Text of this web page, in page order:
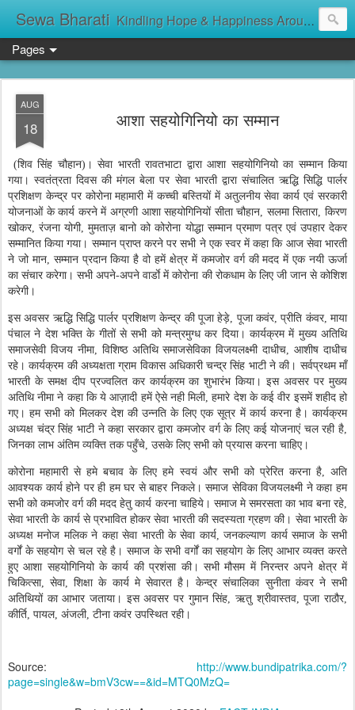
Sewa Bharati Kindling Hope & Happiness Around सेवा भारती சேவாபாரதி సేవా భారతి സേവാഭാരതി સેવા ભારતી সেবা ভাঁরাটি
Pages
AUG
18 आशा सहयोगिनियो का सम्मान
(शिव सिंह चौहान)। सेवा भारती रावतभाटा द्वारा आशा सहयोगिनियो का सम्मान किया
गया। स्वतंत्रता दिवस की मंगल बेला पर सेवा भारती द्वारा संचालित ऋद्धि सिद्धि पार्लर
प्रशिक्षण केन्द्र पर कोरोना महामारी में कच्ची बस्तियों में अतुलनीय सेवा कार्य एवं सरकारी
योजनाओं के कार्य करने में अग्रणी आशा सहयोगिनियों सीता चौहान, सलमा सितारा, किरण
खोकर, रंजना योगी, मुमताज़ बानो को कोरोना योद्धा सम्मान प्रमाण पत्र एवं उपहार देकर
सम्मानित किया गया। सम्मान प्राप्त करने पर सभी ने एक स्वर में कहा कि आज सेवा भारती
ने जो मान, सम्मान प्रदान किया है वो हमें क्षेत्र में कमजोर वर्ग की मदद में एक नयी ऊर्जा
का संचार करेगा। सभी अपने-अपने वार्डाे में कोरोना की रोकधाम के लिए जी जान से कोशिश
करेगी।
इस अवसर ऋद्धि सिद्धि पार्लर प्रशिक्षण केन्द्र की पूजा हेड़े, पूजा कवंर, प्रीति कंवर, माया
पंचाल ने देश भक्ति के गीतों से सभी को मन्त्रमुग्ध कर दिया। कार्यक्रम में मुख्य अतिथि
समाजसेवी विजय नीमा, विशिष्ठ अतिथि समाजसेविका विजयलक्ष्मी दाधीच, आशीष दाधीच
रहे। कार्यक्रम की अध्यक्षता ग्राम विकास अधिकारी चन्द्र सिंह भाटी ने की। सर्वप्रथम माँ
भारती के समक्ष दीप प्रज्वलित कर कार्यक्रम का शुभारंभ किया। इस अवसर पर मुख्य
अतिथि नीमा ने कहा कि ये आज़ादी हमें ऐसे नही मिली, हमारे देश के कई वीर इसमें शहीद हो
गए। हम सभी को मिलकर देश की उन्नति के लिए एक सूत्र में कार्य करना है। कार्यक्रम
अध्यक्ष चंद्र सिंह भाटी ने कहा सरकार द्वारा कमजोर वर्ग के लिए कई योजनाएं चल रही है,
जिनका लाभ अंतिम व्यक्ति तक पहुँचे, उसके लिए सभी को प्रयास करना चाहिए।
कोरोना महामारी से हमे बचाव के लिए हमे स्वयं और सभी को प्रेरित करना है, अति
आवश्यक कार्य होने पर ही हम घर से बाहर निकले। समाज सेविका विजयलक्ष्मी ने कहा हम
सभी को कमजोर वर्ग की मदद हेतु कार्य करना चाहिये। समाज मे समरसता का भाव बना रहे,
सेवा भारती के कार्य से प्रभावित होकर सेवा भारती की सदस्यता ग्रहण की। सेवा भारती के
अध्यक्ष मनोज मलिक ने कहा सेवा भारती के सेवा कार्य, जनकल्याण कार्य समाज के सभी
वर्गों के सहयोग से चल रहे है। समाज के सभी वर्गों का सहयोग के लिए आभार व्यक्त करते
हुए आशा सहयोगिनियो के कार्य की प्रशंसा की। सभी मौसम में निरन्तर अपने क्षेत्र में
चिकित्सा, सेवा, शिक्षा के कार्य मे सेवारत है। केन्द्र संचालिका सुनीता कंवर ने सभी
अतिथियों का आभार जताया। इस अवसर पर गुमान सिंह, ऋतु श्रीवास्तव, पूजा राठौर,
कीर्ति, पायल, अंजली, टीना कवंर उपस्थित रही।
Source: http://www.bundipatrika.com/?
page=single&w=bmV3cw==&id=MTQ0MzQ=